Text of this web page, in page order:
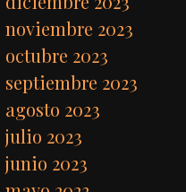
noviembre 2023
octubre 2023
septiembre 2023
agosto 2023
julio 2023
junio 2023